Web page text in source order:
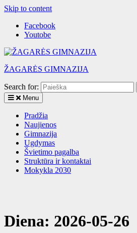
Skip to content
Facebook
Youtobe
ŽAGARĖS GIMNAZIJA
Search for:
Menu
Pradžia
Naujienos
Gimnazija
Ugdymas
Švietimo pagalba
Struktūra ir kontaktai
Mokykla 2030
Diena: 2026-05-26